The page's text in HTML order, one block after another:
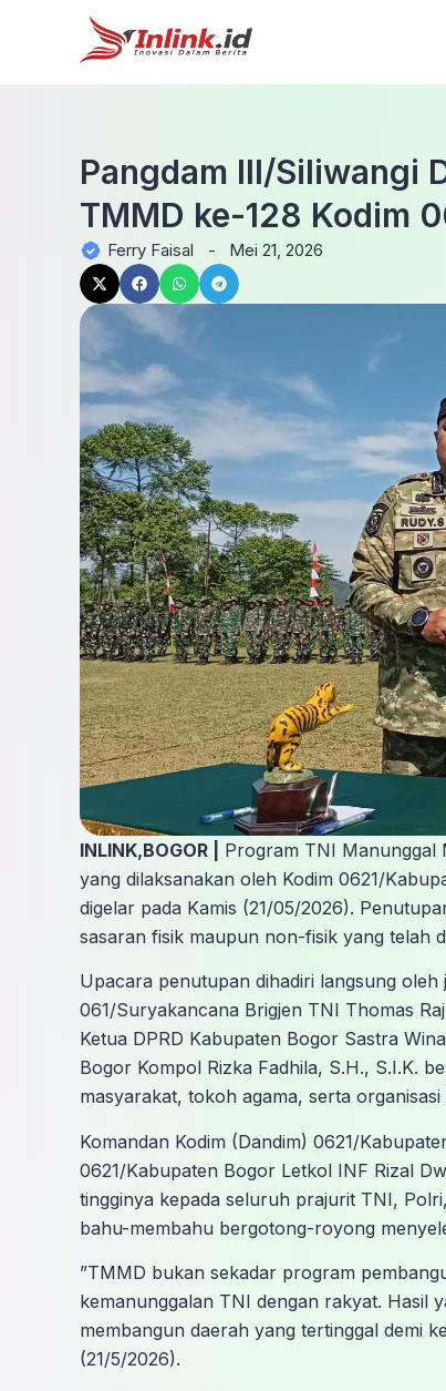
Pangdam III/Siliwangi
TMMD ke-128 Kodim
Ferry Faisal - Mei 21, 2026
INLINK,BOGOR |
Program TNI Manunggal
yang dilaksanakan oleh Kodim 0621/
digelar pada Kamis (21/05/2026).
sasaran fisik maupun non-fisik yang telah
​Upacara penutupan dihadiri langsung
061/Suryakancana Brigjen TNI Thomas
Ketua DPRD Kabupaten Bogor Sastra
Bogor Kompol Rizka Fadhila, S.H., S.I.K.
masyarakat, tokoh agama, serta
​Komandan Kodim (Dandim) 0621/
0621/Kabupaten Bogor Letkol INF Rizal
tingginya kepada seluruh prajurit TNI,
bahu-membahu bergotong-royong
​”TMMD bukan sekadar program
kemanunggalan TNI dengan rakyat. Hasil
membangun daerah yang tertinggal demi
(21/5/2026).